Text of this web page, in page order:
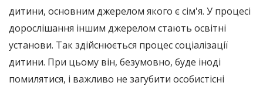
дитини, основним джерелом якого є сім'я. У процесі
дорослішання іншим джерелом стають освітні
установи. Так здійснюється процес соціалізації
дитини. При цьому він, безумовно, буде іноді
помилятися, і важливо не загубити особистісні